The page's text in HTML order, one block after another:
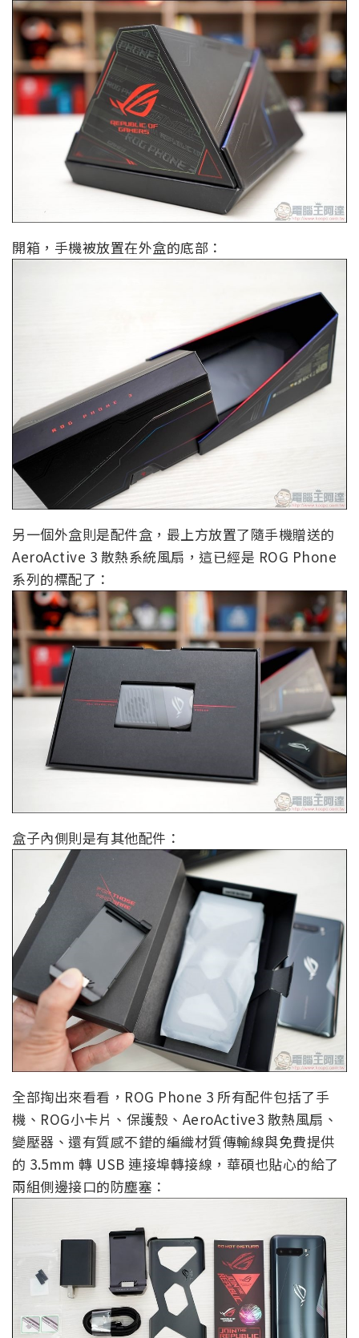
開箱，手機被放置在外盒的底部：
另一個外盒則是配件盒，最上方放置了隨手機贈送的
AeroActive 3 散熱系統風扇，這已經是 ROG Phone
系列的標配了：
盒子內側則是有其他配件：
全部掏出來看看，ROG Phone 3 所有配件包括了手
機、ROG小卡片、保護殼、AeroActive3 散熱風扇、
變壓器、還有質感不錯的編織材質傳輸線與免費提供
的 3.5mm 轉 USB 連接埠轉接線，華碩也貼心的給了
兩組側邊接口的防塵塞：